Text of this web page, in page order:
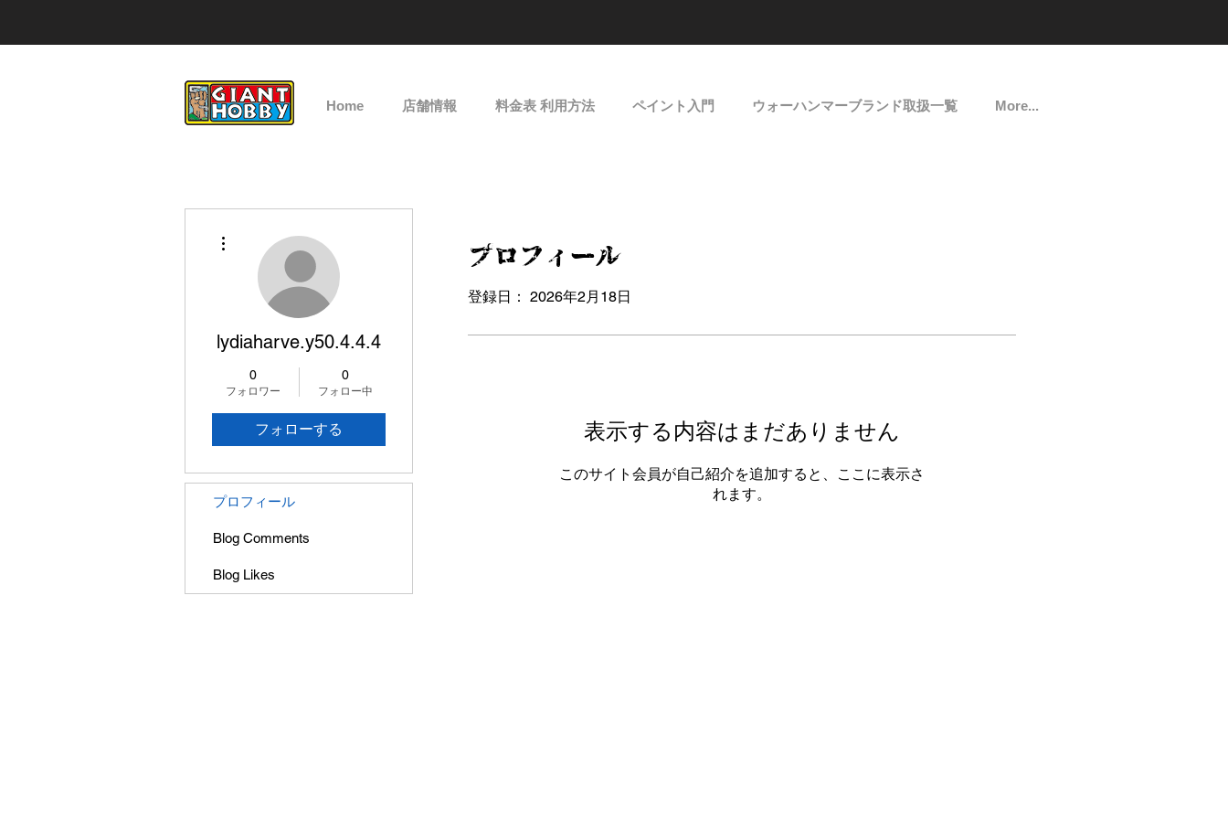
Home 店舗情報 料金表 利用方法 ペイント入門 ウォーハンマーブランド取扱一覧 More...
プロフィール
登録日： 2026年2月18日
表示する内容はまだありません
このサイト会員が自己紹介を追加すると、ここに表示さ
れます。
lydiaharve.y50.4.4.4
0
フォロワー
0
フォロー中
フォローする
プロフィール
Blog Comments
Blog Likes